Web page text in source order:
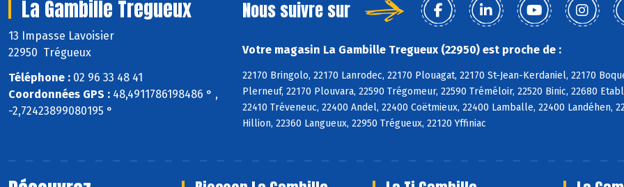
La Gambille Tregueux
13 Impasse Lavoisier
22950 Trégueux
Téléphone : 02 96 33 48 41
Coordonnées GPS : 48,4911786198486 ° ,
-2,72423899080195 °
Nous suivre sur
Votre magasin La Gambille Tregueux (22950) est proche de :
22170 Bringolo, 22170 Lanrodec, 22170 Plouagat, 22170 St-Jean-Kerdaniel, 22170
Plerneuf, 22170 Plouvara, 22590 Trégomeur, 22590 Tréméloir, 22520 Binic, 22680
22410 Tréveneuc, 22400 Andel, 22400 Coëtmieux, 22400 Lamballe, 22400 Landéhen,
Hillion, 22360 Langueux, 22950 Trégueux, 22120 Yffiniac